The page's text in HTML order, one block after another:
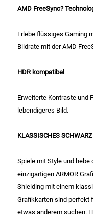
Frühstück / süße
Garnierung
Geschirrreiniger
Gewürze
Gläser
Haarkosmetik
Haushaltshelfer
AMD FreeSync?
Erlebe flüssiges Gaming
Bildrate mit der AMD
HDR kompatibel
Erweiterte Kontraste und
lebendigeres Bild.
KLASSISCHES
Spiele mit Style und hebe
einzigartigen ARMOR
Shielding mit einem
Grafikkarten sind perfekt
etwas anderem suchen.